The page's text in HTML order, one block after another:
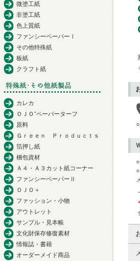
微塗工紙
非塗工紙
色上質紙
ファンシーペーパーⅠ
その他特殊紙
板紙
クラフト紙
カレカ
ＯＪＯ⁺ペーパーターフ
原料
Ｇｒｅｅｎ Ｐｒｏｄｕｃｔｓ
箔押し紙
梱包資材
Ａ４・Ａ３カット紙コーナー
ファンシーペーパーⅡ
ＯＪＯ＋
ファッション・小物
アウトレット
サンプル・見本帳
文化財保存修復素材
情報誌・書籍
オーダーメイド商品